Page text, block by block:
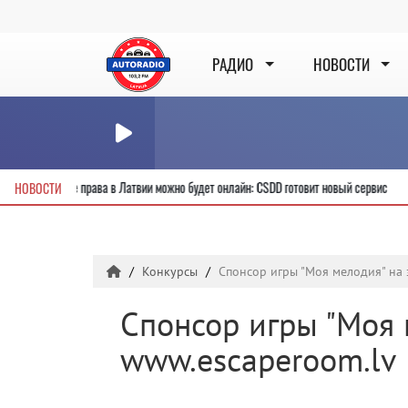
РАДИО НОВОСТИ
НОВОСТИ
новые водительские права в Латвии можно будет онлайн: CSDD готовит новый
Конкурсы Спонсор игры "Моя мелодия" на
Спонсор игры "Моя
www.escaperoom.lv